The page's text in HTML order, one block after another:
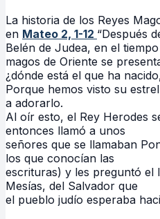
La historia de los Reyes
en Mateo 2, 1-12 “Después
Belén de Judea, en el
magos de Oriente se
¿dónde está el que ha
Porque hemos visto su
a adorarlo.
Al oír esto, el Rey Herodes
entonces llamó a unos
señores que se llamaban
los que conocían las
escrituras) y les preguntó el
Mesías, del Salvador que
el pueblo judío esperaba